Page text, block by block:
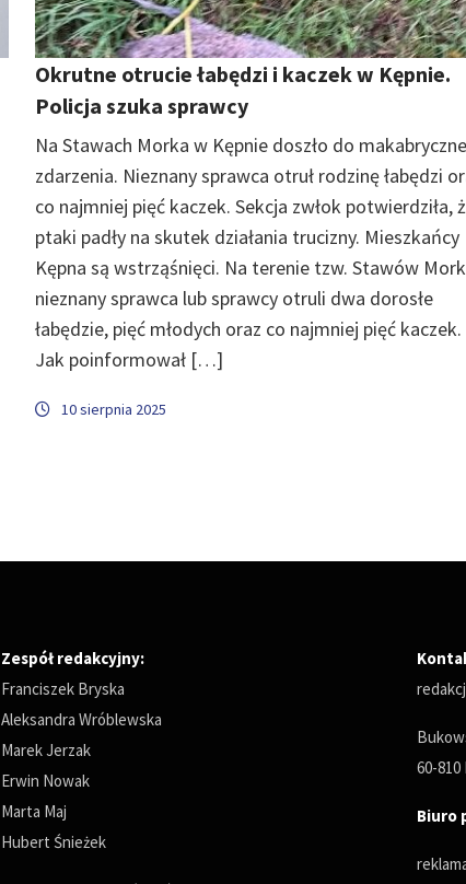
Okrutne otrucie łabędzi i kaczek w Kępnie.
Policja szuka sprawcy
Na Stawach Morka w Kępnie doszło do
zdarzenia. Nieznany sprawca otruł rodzinę łabędzi
co najmniej pięć kaczek. Sekcja zwłok potwierdziła,
ptaki padły na skutek działania trucizny. Mieszkańcy
Kępna są wstrząśnięci. Na terenie tzw. Stawów
nieznany sprawca lub sprawcy otruli dwa dorosłe
łabędzie, pięć młodych oraz co najmniej pięć kaczek.
Jak poinformował […]
10 sierpnia 2025
Zespół redakcyjny:
Franciszek Bryska
Aleksandra Wróblewska
Marek Jerzak
Erwin Nowak
Marta Maj
Hubert Śnieżek
60-810
Biuro